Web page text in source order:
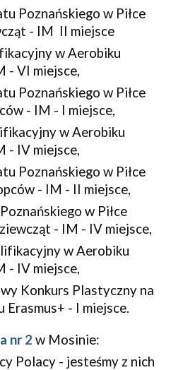
Poznańskiego w Piłce
- IM  II miejsce
w Aerobiku
- VI miejsce,
Poznańskiego w Piłce
- IM - I miejsce,
w Aerobiku
- IV miejsce,
Poznańskiego w Piłce
- IM - II miejsce,
w Piłce
- IM - IV miejsce,
w Aerobiku
- IV miejsce,
Konkurs Plastyczny na
Erasmus+ - I miejsce.
nr 2 w Mosinie:
Polacy - jesteśmy z nich